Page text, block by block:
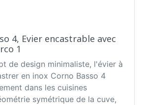
4, Evier encastrable avec
1
de design minimaliste, l'évier à
en inox Corno Basso 4
dans les cuisines
symétrique de la cuve,